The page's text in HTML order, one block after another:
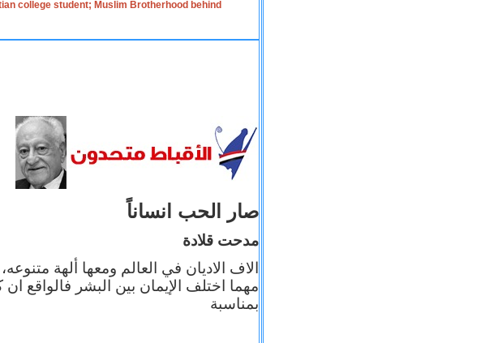
college student; Muslim Brotherhood behind
صار الحب انساناً
مدحت قلادة
الاف الاديان في العالم ومعها ألهة
مهما اختلف الإيمان بين البشر فالواقع
بمناسبة